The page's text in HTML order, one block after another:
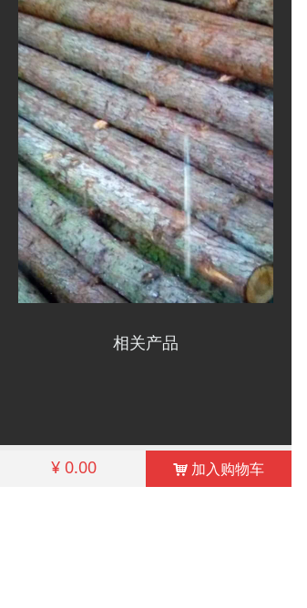
相关产品
¥ 0.00 낙 加入购物车
낀
首页
끔
我们的地址